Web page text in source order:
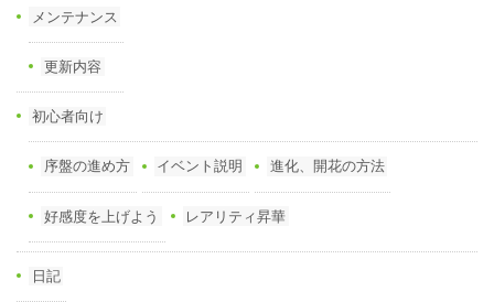
メンテナンス
更新内容
初心者向け
序盤の進め方 イベント説明 進化、開花の方法
好感度を上げよう レアリティ昇華
日記